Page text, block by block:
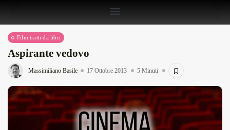
Film tratti da libri
Aspirante vedovo
Massimiliano Basile 17 Ottobre 2013 5 Minuti